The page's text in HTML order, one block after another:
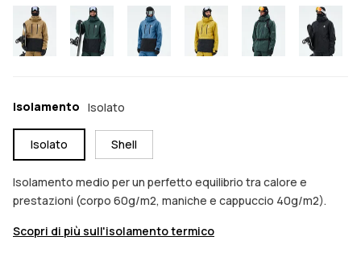
Isolamento Isolato
Isolato Shell
Isolamento medio per un perfetto equilibrio tra calore e
prestazioni (corpo 60g/m2, maniche e cappuccio 40g/m2).
Scopri di più sull'isolamento termico